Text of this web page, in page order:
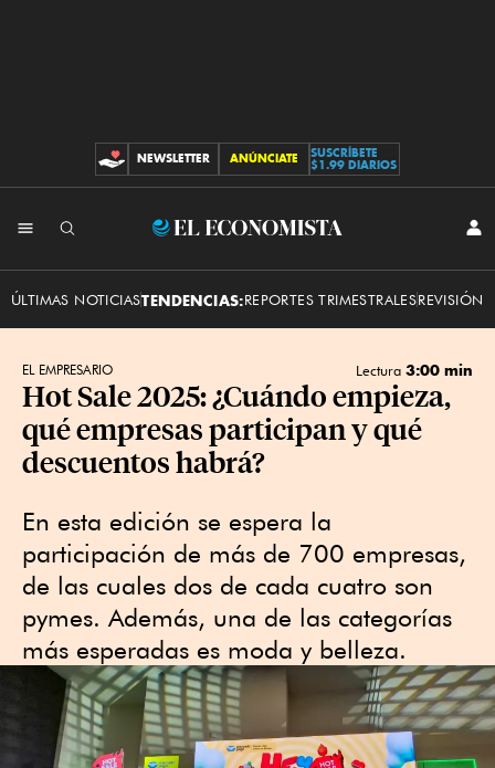
CONTRIBUCIONES
NEWSLETTER ANÚNCIATE
SUSCRÍBETE
$1.99 DIARIOS
El
ÚLTIMAS NOTICIASTENDENCIAS:REPORTES TRIMESTRALESREVISIÓN
EL EMPRESARIO Lectura 3:00 min
Hot Sale 2025: ¿Cuándo empieza,
qué empresas participan y qué
descuentos habrá?
En esta edición se espera la
participación de más de 700 empresas,
de las cuales dos de cada cuatro son
pymes. Además, una de las categorías
más esperadas es moda y belleza.